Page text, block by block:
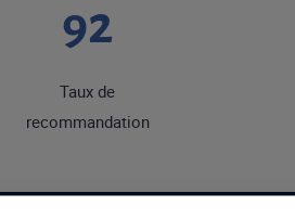
92
Taux de
recommandation